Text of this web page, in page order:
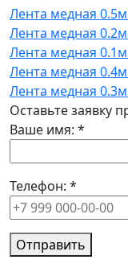
Лента медная
Лента медная
Лента медная
Лента медная
Лента медная
Оставьте заявку
Ваше имя: *
Телефон: *
Отправить